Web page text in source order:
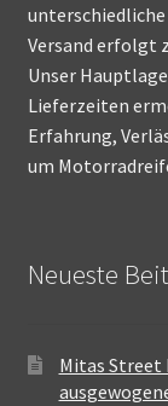
Versand erfolgt
Unser
Lieferzeiten
Erfahrung,
um
Neueste
Mitas